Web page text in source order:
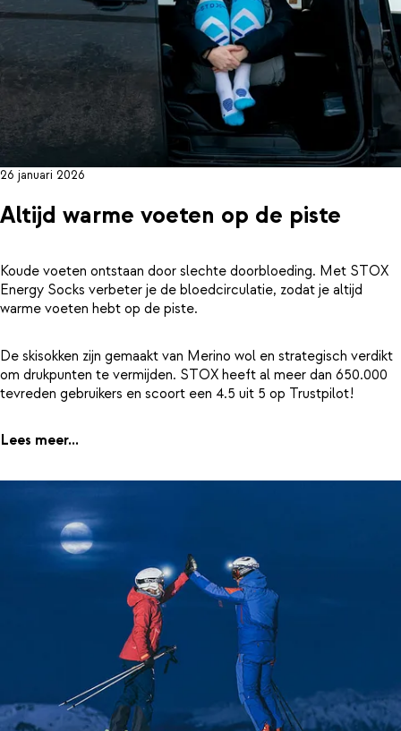
26 januari 2026
Altijd warme voeten op de piste
Koude voeten ontstaan door slechte doorbloeding. Met STOX
Energy Socks verbeter je de bloedcirculatie, zodat je altijd
warme voeten hebt op de piste.
De skisokken zijn gemaakt van Merino wol en strategisch verdikt
om drukpunten te vermijden. STOX heeft al meer dan 650.000
tevreden gebruikers en scoort een 4.5 uit 5 op Trustpilot!
Lees meer...